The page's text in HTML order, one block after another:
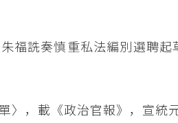
福詵奏慎重私法編別選聘
，載《政治官報》，宣統